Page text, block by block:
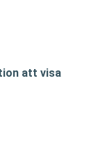
att visa